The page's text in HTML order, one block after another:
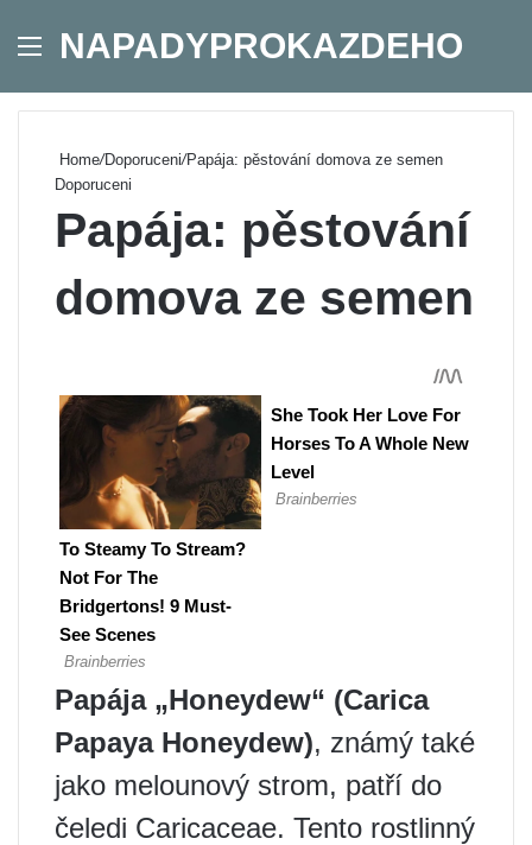
Menu
NAPADYPROKAZDEHO
Home/Doporuceni/Papája: pěstování domova ze semen
Doporuceni
Papája: pěstování
domova ze semen
Papája „Honeydew“ (Carica
Papaya Honeydew), známý také
jako melounový strom, patří do
čeledi Caricaceae. Tento rostlinný